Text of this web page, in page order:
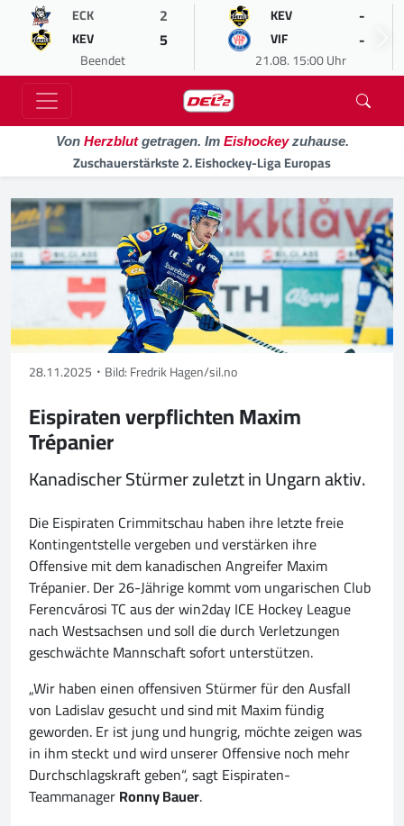
ECK 2
KEV 5
Beendet
KEV -
VIF -
21.08. 15:00 Uhr
Von Herzblutgetragen. Im Eishockeyzuhause.
Zuschauerstärkste 2. Eishockey-Liga Europas
28.11.2025 Bild: Fredrik Hagen/sil.no
Eispiraten verpflichten Maxim
Trépanier
Kanadischer Stürmer zuletzt in Ungarn aktiv.
Die Eispiraten Crimmitschau haben ihre letzte freie
Kontingentstelle vergeben und verstärken ihre
Offensive mit dem kanadischen Angreifer Maxim
Trépanier. Der 26-Jährige kommt vom ungarischen Club
Ferencvárosi TC aus der win2day ICE Hockey League
nach Westsachsen und soll die durch Verletzungen
geschwächte Mannschaft sofort unterstützen.
„Wir haben einen offensiven Stürmer für den Ausfall
von Ladislav gesucht und sind mit Maxim fündig
geworden. Er ist jung und hungrig, möchte zeigen was
in ihm steckt und wird unserer Offensive noch mehr
Durchschlagskraft geben“, sagt Eispiraten-
TeammanagerRonny Bauer.